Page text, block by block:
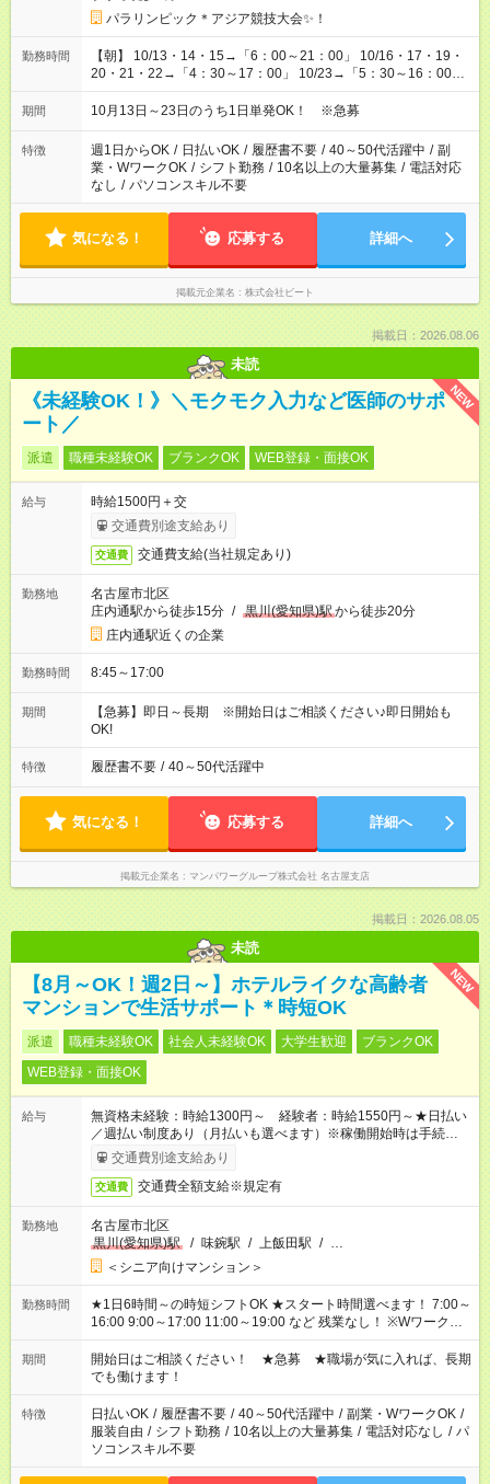
パラリンピック＊アジア競技大会✨！
勤務時間
【朝】 10/13・14・15→「6：00～21：00」 10/16・17・19・
20・21・22→「4：30～17：00」 10/23→「5：30～16：00」
【夕方】 10/16・17・19～21→「17：00～26：00」
10/22→「17：00～24：30」 10/23→「16：00～23：00」 ＊
け、夕方だけ、などもOKです！
期間 10月13日～23日のうち1日単発OK！ ※急募
特徴 週1日からOK / 日払いOK / 履歴書不要 / 40～50代活躍中 / 副
業・WワークOK / シフト勤務 / 10名以上の大量募集 / 電話対応
なし / パソコンスキル不要
気になる！ 応募する 詳細へ
掲載元企業名 株式会社ビート
掲載日：2026.08.06
未読
NEW
《未経験OK！》＼モクモク入力など医師のサポ
ート／
派遣 職種未経験OK ブランクOK WEB登録・面接OK
給与
時給1500円＋交
交通費別途支給あり
交通費 交通費支給(当社規定あり)
勤務地
名古屋市北区
庄内通駅から徒歩15分 / 黒川(愛知県)駅から徒歩20分
庄内通駅近くの企業
勤務時間 8:45～17:00
期間
【急募】即日～長期 ※開始日はご相談ください♪即日開始も
OK!
特徴 履歴書不要 / 40～50代活躍中
気になる！ 応募する 詳細へ
掲載元企業名 マンパワーグループ株式会社 名古屋支店
掲載日：2026.08.05
未読
NEW
【8月～OK！週2日～】ホテルライクな高齢者
マンションで生活サポート＊時短OK
派遣 職種未経験OK 社会人未経験OK 大学生歓迎
ブランクOK
WEB登録・面接OK
給与
無資格未経験：時給1300円～ 経験者：時給1550円～★日払い
／週払い制度あり（月払いも選べます）※稼働開始時は手続き完
了次第のお支払いとなります。
交通費別途支給あり
交通費 交通費全額支給※規定有
勤務地
名古屋市北区
黒川(愛知県)駅
/ 味鋺駅 / 上飯田駅 / …
＜シニア向けマンション＞
勤務時間
★1日6時間～の時短シフトOK ★スタート時間選べます！ 7:00～
16:00 9:00～17:00 11:00～19:00 など 残業なし！ ※Wワークの
場合、他のお仕事と合わせ週40時間超の就業はご案内できませ
ん ※法令に基づき、週20時間以上勤務は社会保険への加入対象
となります ※労働者派遣法（日雇い派遣の原則禁止）により、
短時間・短期間の就業はご案内が難しい場合があります
期間
開始日はご相談ください！ ★急募 ★職場が気に入れば、長期
でも働けます！
特徴 日払いOK / 履歴書不要 / 40～50代活躍中 / 副業・WワークOK /
服装自由 / シフト勤務 / 10名以上の大量募集 / 電話対応なし / パ
ソコンスキル不要